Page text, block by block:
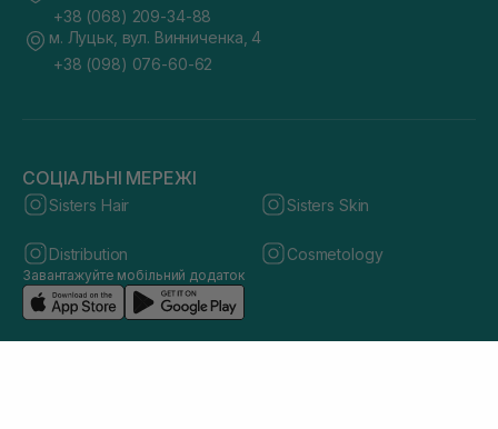
+38 (068) 209-34-88
м. Луцьк, вул. Винниченка, 4
+38 (098) 076-60-62
СОЦІАЛЬНІ МЕРЕЖІ
Sisters Hair Sisters Skin
Distribution Cosmetology
Завантажуйте мобільний додаток